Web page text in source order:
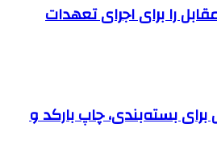
را برای اجرای تعهدات
برای بسته‌بندی، چاپ بارکد و